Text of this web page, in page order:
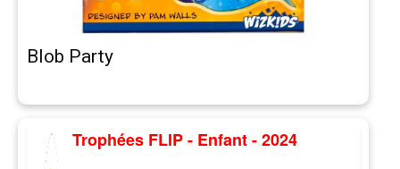
Blob Party
Trophées FLIP - Enfant - 2024